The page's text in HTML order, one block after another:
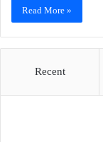
Read More »
Recent